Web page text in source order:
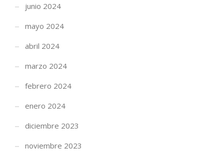
junio 2024
mayo 2024
abril 2024
marzo 2024
febrero 2024
enero 2024
diciembre 2023
noviembre 2023